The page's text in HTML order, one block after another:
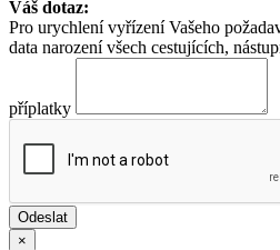
Váš dotaz:
Pro urychlení vyřízení Vašeho
data narození všech cestujících,
příplatky
×